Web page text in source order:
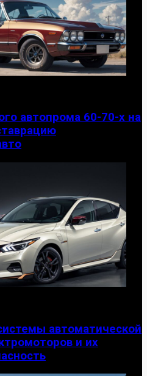
автопрома 60-70-х на
автоматической
и их